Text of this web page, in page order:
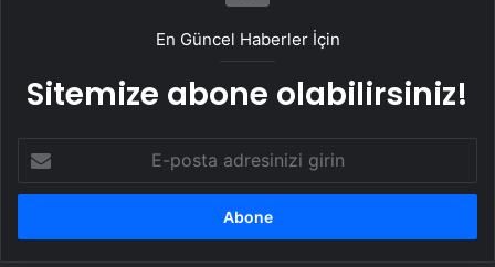
En Güncel Haberler İçin
Sitemize abone olabilirsiniz!
posta
adresinizi